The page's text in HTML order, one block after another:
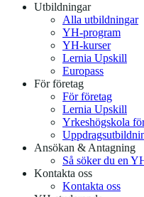
Utbildningar
Alla utbildningar
YH-program
YH-kurser
Lernia Upskill
Europass
För företag
För företag
Lernia Upskill
Yrkeshögskola
Ansökan & Antagning
Så söker du en
Kontakta oss
Kontakta oss